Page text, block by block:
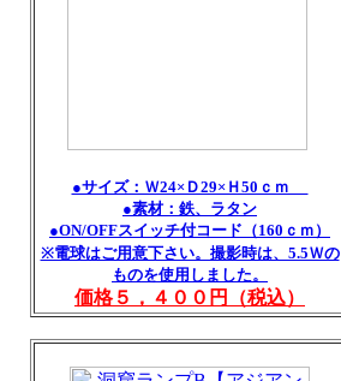
●サイズ：Ｗ24×Ｄ29×Ｈ50ｃｍ
●素材：鉄、ラタン
●ON/OFFスイッチ付コード（160ｃｍ）
※電球はご用意下さい。撮影時は、5.5Ｗの
ものを使用しました。
価格５，４００円（税込）